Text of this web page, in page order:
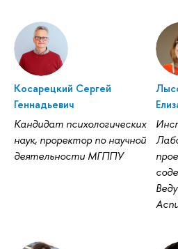
Косарецкий Сергей
Геннадьевич
Кандидат психологических
наук, проректор по научной
деятельности МГППУ